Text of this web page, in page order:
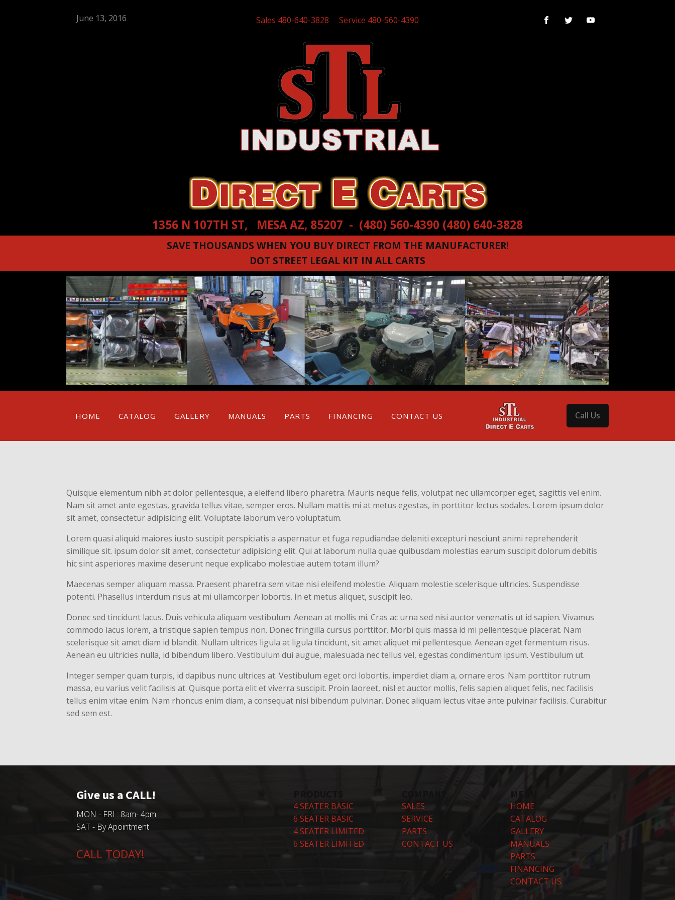
June 13, 2016 Sales 480-640-3828 Service 480-560-4390
1356 N 107TH ST, MESA AZ, 85207 - (480) 560-4390 (480) 640-3828
SAVE THOUSANDS WHEN YOU BUY DIRECT FROM THE MANUFACTURER!
DOT STREET LEGAL KIT IN ALL CARTS
HOME CATALOG GALLERY MANUALS PARTS FINANCING CONTACT US Call Us
Quisque elementum nibh at dolor pellentesque, a eleifend libero pharetra. Mauris neque felis, volutpat nec ullamcorper eget, sagittis vel enim.
Nam sit amet ante egestas, gravida tellus vitae, semper eros. Nullam mattis mi at metus egestas, in porttitor lectus sodales. Lorem ipsum dolor
sit amet, consectetur adipisicing elit. Voluptate laborum vero voluptatum.
Lorem quasi aliquid maiores iusto suscipit perspiciatis a aspernatur et fuga repudiandae deleniti excepturi nesciunt animi reprehenderit
similique sit. ipsum dolor sit amet, consectetur adipisicing elit. Qui at laborum nulla quae quibusdam molestias earum suscipit dolorum debitis
hic sint asperiores maxime deserunt neque explicabo molestiae autem totam illum?
Maecenas semper aliquam massa. Praesent pharetra sem vitae nisi eleifend molestie. Aliquam molestie scelerisque ultricies. Suspendisse
potenti. Phasellus interdum risus at mi ullamcorper lobortis. In et metus aliquet, suscipit leo.
Donec sed tincidunt lacus. Duis vehicula aliquam vestibulum. Aenean at mollis mi. Cras ac urna sed nisi auctor venenatis ut id sapien. Vivamus
commodo lacus lorem, a tristique sapien tempus non. Donec fringilla cursus porttitor. Morbi quis massa id mi pellentesque placerat. Nam
scelerisque sit amet diam id blandit. Nullam ultrices ligula at ligula tincidunt, sit amet aliquet mi pellentesque. Aenean eget fermentum risus.
Aenean eu ultricies nulla, id bibendum libero. Vestibulum dui augue, malesuada nec tellus vel, egestas condimentum ipsum. Vestibulum ut.
Integer semper quam turpis, id dapibus nunc ultrices at. Vestibulum eget orci lobortis, imperdiet diam a, ornare eros. Nam porttitor rutrum
massa, eu varius velit facilisis at. Quisque porta elit et viverra suscipit. Proin laoreet, nisl et auctor mollis, felis sapien aliquet felis, nec facilisis
tellus enim vitae enim. Nam rhoncus enim diam, a consequat nisi bibendum pulvinar. Donec aliquam lectus vitae ante pulvinar facilisis. Curabitur
sed sem est.
Give us a CALL!
MON - FRI : 8am- 4pm
SAT - By Apointment
CALL TODAY!
4 SEATER BASIC
6 SEATER BASIC
4 SEATER LIMITED
6 SEATER LIMITED
SALES
SERVICE
PARTS
CONTACT US
MENU
HOME
CATALOG
GALLERY
MANUALS
PARTS
FINANCING
CONTACT US